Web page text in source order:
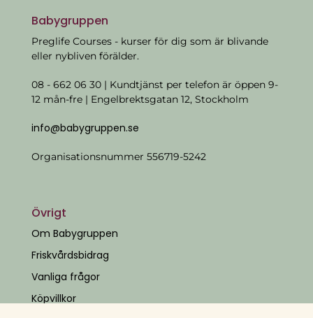
Babygruppen
Preglife Courses - kurser för dig som är blivande
eller nybliven förälder.
08 - 662 06 30 | Kundtjänst per telefon är öppen 9-
12 mån-fre | Engelbrektsgatan 12, Stockholm
info@babygruppen.se
Organisationsnummer 556719-5242
Övrigt
Om Babygruppen
Friskvårdsbidrag
Vanliga frågor
Köpvillkor